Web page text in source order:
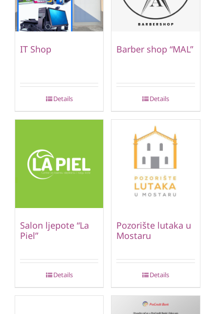
IT Shop
Details
Barber shop “MAL”
Details
Salon ljepote “La
Piel”
Details
Pozorište lutaka u
Mostaru
Details